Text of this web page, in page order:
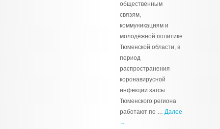
общественным
связям,
коммуникациям и
молодёжной политике
Тюменской области, в
период
распространения
коронавирусной
инфекции загсы
Тюменского региона
работают по … Далее
→